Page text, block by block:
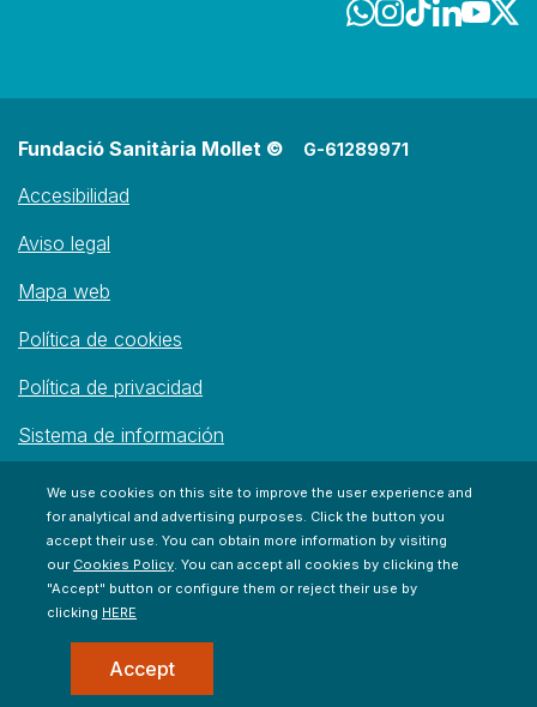
Fundació Sanitària Mollet © G-61289971
Accesibilidad
Aviso legal
Mapa web
Política de cookies
Política de privacidad
Sistema de información
We use cookies on this site to improve the user experience and
for analytical and advertising purposes. Click the button you
accept their use. You can obtain more information by visiting
our Cookies Policy. You can accept all cookies by clicking the
"Accept" button or configure them or reject their use by
clicking HERE
Accept